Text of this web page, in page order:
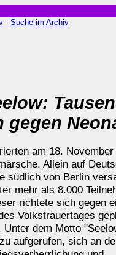
- Suche im Archiv
gegen
am 18.
Allein auf
südlich von Berlin
mehr als 8.000
richtete sich gegen
Volkstrauertages
dem Motto
aufgerufen, sich an